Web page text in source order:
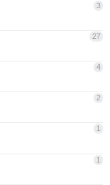
3
27
4
2
1
1